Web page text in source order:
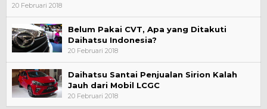
20 Februari 2018
Belum Pakai CVT, Apa yang Ditakuti
Daihatsu Indonesia?
20 Februari 2018
Daihatsu Santai Penjualan Sirion Kalah
Jauh dari Mobil LCGC
20 Februari 2018